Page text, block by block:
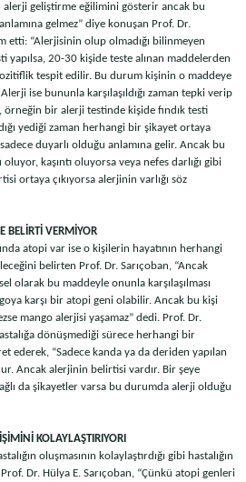
alerji geliştirme eğilimini gösterir ancak bu
gelmez” diye konuşan Prof. Dr.
etti: “Alerjisinin olup olmadığı bilinmeyen
yapılsa, 20-30 kişide teste alınan maddelerden
tespit edilir. Bu durum kişinin o maddeye
ise bununla karşılaşıldığı zaman tepki verip
örneğin bir alerji testinde kişide fındık testi
yediği zaman herhangi bir şikayet ortaya
duyarlı olduğu anlamına gelir. Ancak bu
kaşıntı oluyorsa veya nefes darlığı gibi
ortaya çıkıyorsa alerjinin varlığı söz
BELİRTİ VERMİYOR
atopi var ise o kişilerin hayatının herhangi
belirten Prof. Dr. Sarıçoban, “Ancak
olarak bu maddeyle onunla karşılaşılması
karşı bir atopi geni olabilir. Ancak bu kişi
mango alerjisi yaşamaz” dedi. Prof. Dr.
dönüşmediği sürece herhangi bir
ederek, “Sadece kanda ya da deriden yapılan
Ancak alerjinin belirtisi vardır. Bir şeye
da şikayetler varsa bu durumda alerji olduğu
KOLAYLAŞTIRIYORI
oluşmasının kolaylaştırdığı gibi hastalığın
Dr. Hülya E. Sarıçoban, “Çünkü atopi genleri